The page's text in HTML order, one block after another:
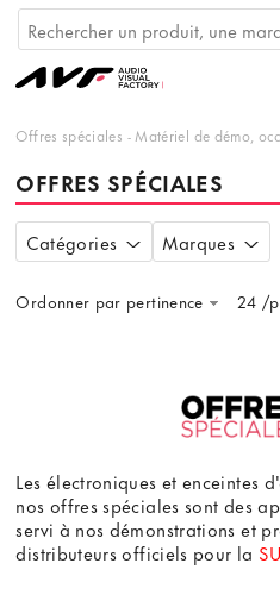
Offres spéciales -Matériel de démo,
OFFRES SPÉCIALES
Catégories Marques
Ordonner par pertinence 24 /
Les électroniques et enceintes
nos offres spéciales sont des
servi à nos démonstrations et
distributeurs officiels pour la